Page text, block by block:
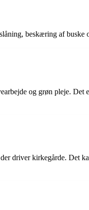
beskæring af
og grøn pleje.
driver kirkegårde. Det